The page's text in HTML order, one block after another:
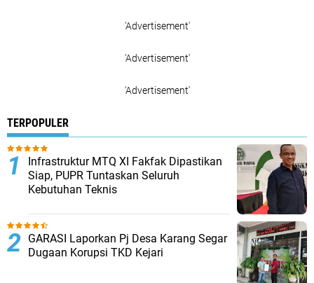
'Advertisement'
'Advertisement'
'Advertisement'
TERPOPULER
Infrastruktur MTQ XI Fakfak Dipastikan
Siap, PUPR Tuntaskan Seluruh
Kebutuhan Teknis
GARASI Laporkan Pj Desa Karang Segar
Dugaan Korupsi TKD Kejari ‎